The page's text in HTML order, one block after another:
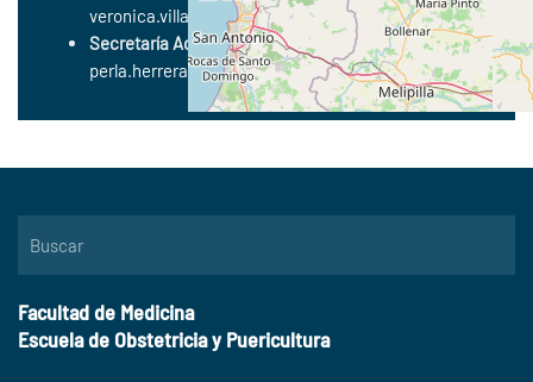
veronica.villalobos@uv.cl | +56 34 243 1231
Secretaría Administrativa:Perla Herrera
perla.herrera@uv.cl| +56 34 243 1246
Facultad de Medicina
Escuela de Obstetricia y Puericultura